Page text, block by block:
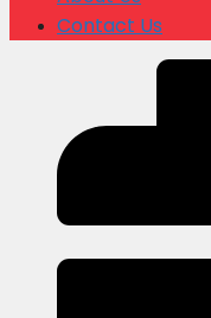
Contact Us